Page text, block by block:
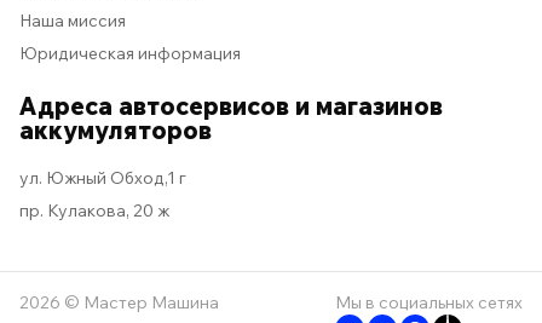
Наша миссия
Юридическая информация
Адреса автосервисов и магазинов
аккумуляторов
ул. Южный Обход,1 г
пр. Кулакова, 20 ж
2026 © Мастер Машина Мы в социальных сетях